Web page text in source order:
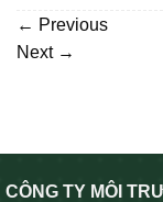
← Previous
Next →
CÔNG TY MÔI